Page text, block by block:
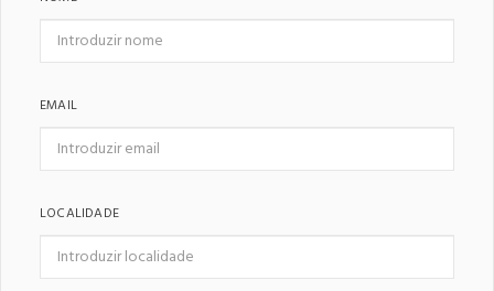
EMAIL
LOCALIDADE